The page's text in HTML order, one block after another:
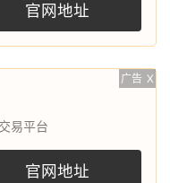
官网地址
广告 X
易平台
官网地址